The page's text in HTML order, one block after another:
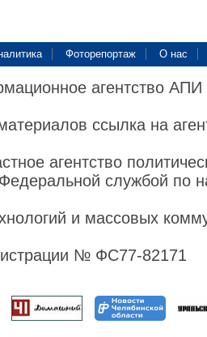
Фоторепортаж О нас
агентство
ссылка на
агентство
службой по
и массовых
№ ФС77-82171